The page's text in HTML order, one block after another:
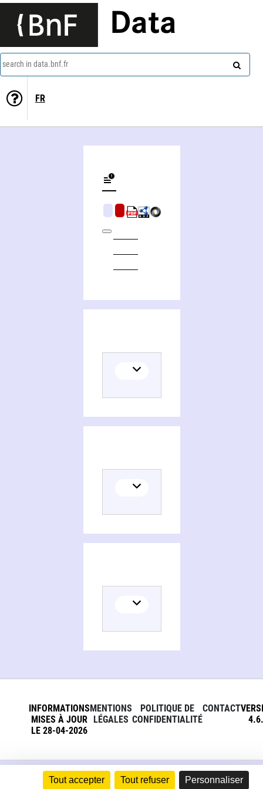
Tout accepter Tout refuser Personnaliser
Data
search in data.bnf.fr
FR
INFORMATIONS
MISES À JOUR
LE 28-04-2026
MENTIONS
LÉGALES
POLITIQUE DE
CONFIDENTIALITÉ
CONTACT